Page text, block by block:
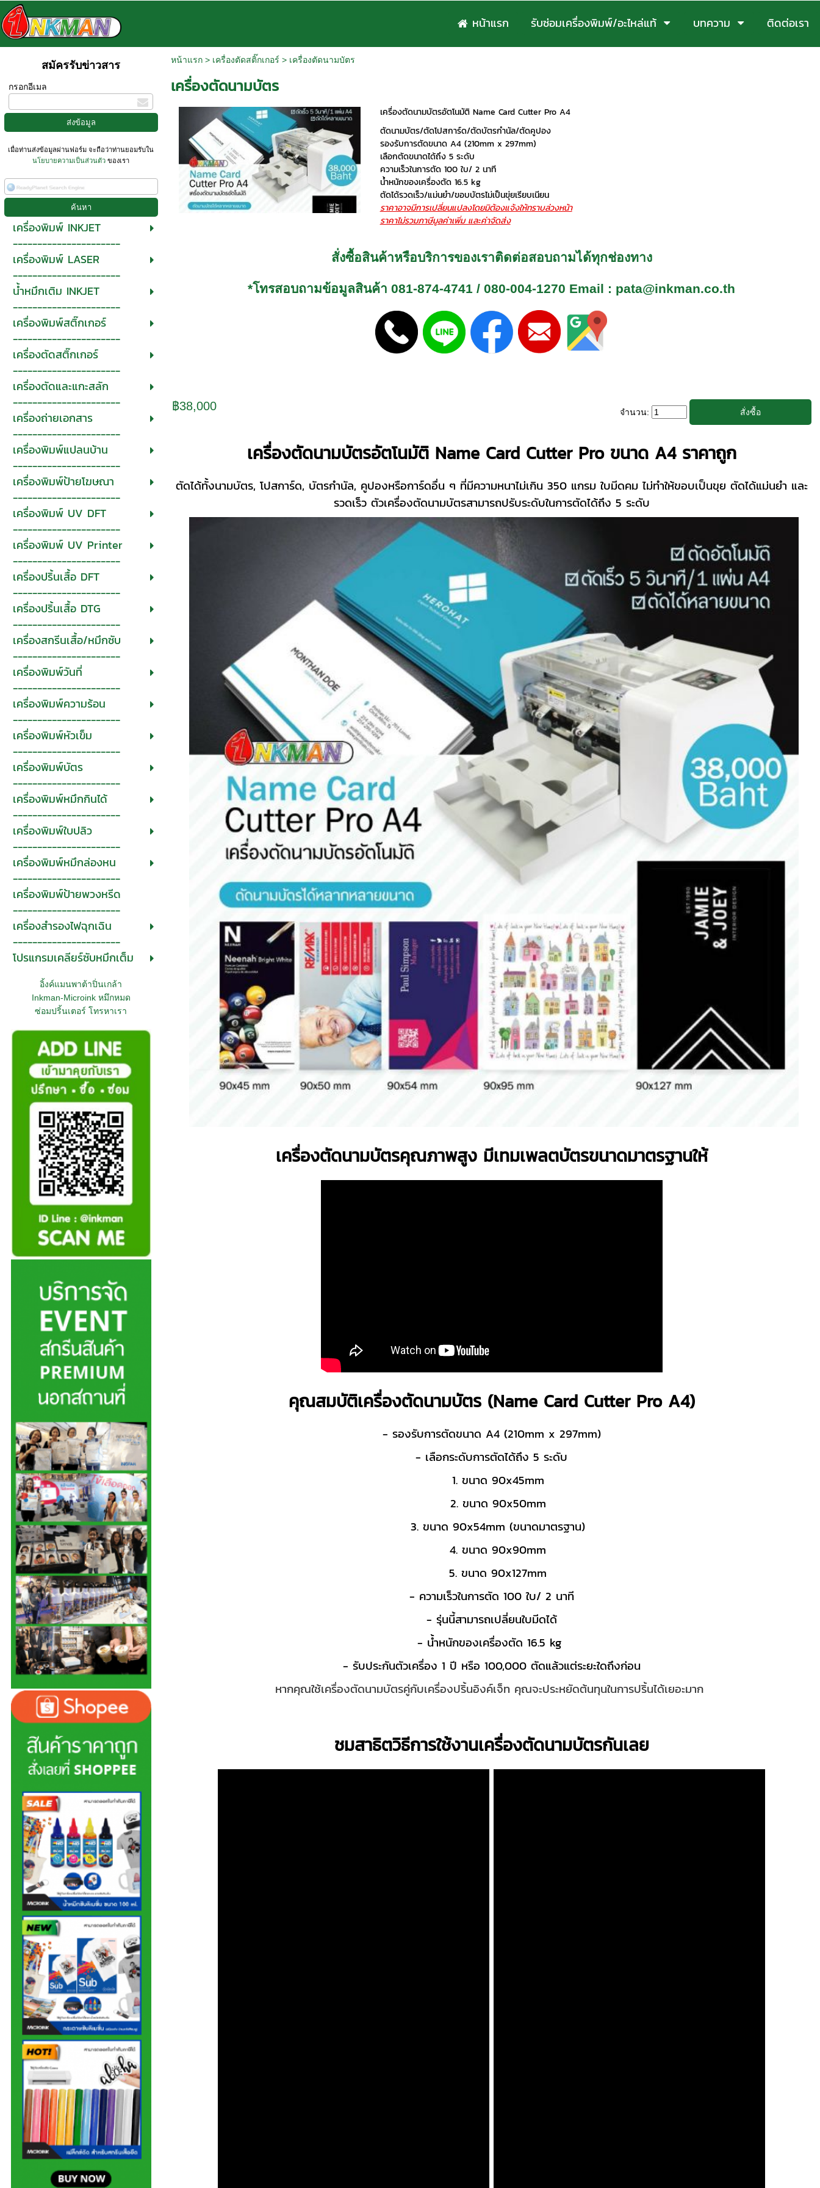
หน้าแรก รับซ่อมเครื่องพิมพ์/อะไหล่แท้ บทความ ติดต่อเรา
สมัครรับข่าวสาร
กรอกอีเมล
เมื่อท่านส่งข้อมูลผ่านฟอร์ม จะถือว่าท่านยอมรับใน
นโยบายความเป็นส่วนตัวของเรา
เครื่องพิมพ์ INKJET
----------------------
เครื่องพิมพ์ LASER
----------------------
น้ำหมึกเติม INKJET
----------------------
เครื่องพิมพ์สติ๊กเกอร์
----------------------
เครื่องตัดสติ๊กเกอร์
----------------------
เครื่องตัดและแกะสลัก
----------------------
เครื่องถ่ายเอกสาร
----------------------
เครื่องพิมพ์แปลนบ้าน
----------------------
เครื่องพิมพ์ป้ายโฆษณา
----------------------
เครื่องพิมพ์ UV DFT
----------------------
เครื่องพิมพ์ UV Printer
----------------------
เครื่องปริ้นเสื้อ DFT
----------------------
เครื่องปริ้นเสื้อ DTG
----------------------
เครื่องสกรีนเสื้อ/หมึกซับ
----------------------
เครื่องพิมพ์วันที่
----------------------
เครื่องพิมพ์ความร้อน
----------------------
เครื่องพิมพ์หัวเข็ม
----------------------
เครื่องพิมพ์บัตร
----------------------
เครื่องพิมพ์หมึกกินได้
----------------------
เครื่องพิมพ์ใบปลิว
----------------------
เครื่องพิมพ์หมึกล่องหน
----------------------
เครื่องพิมพ์ป้ายพวงหรีด
----------------------
เครื่องสำรองไฟฉุกเฉิน
----------------------
โปรแกรมเคลียร์ซับหมึกเต็ม
อิ้งค์แมนพาต้าปิ่นเกล้า
Inkman-Microink หมึกหมด
ซ่อมปริ้นเตอร์ โทรหาเรา
หน้าแรก> เครื่องตัดสติ๊กเกอร์ > เครื่องตัดนามบัตร
เครื่องตัดนามบัตร
เครื่องตัดนามบัตรอัตโนมัติ Name Card Cutter Pro A4
ตัดนามบัตร/ตัดโปสการ์ด/ตัดบัตรกำนัล/ตัดคูปอง
รองรับการตัดขนาด A4 (210mm x 297mm)
เลือกตัดขนาดได้ถึง 5 ระดับ
ความเร็วในการตัด 100 ใบ/ 2 นาที
น้ำหนักของเครื่องตัด 16.5 kg
ตัดได้รวดเร็ว/แม่นยำ/ขอบบัตรไม่เป็นขุ่ยเรียบเนียน
ราคาอาจมีการเปลี่ยนแปลงโดยมิต้องแจ้งให้ทราบล่วงหน้า
ราคาไม่รวมภาษีมูลค่าเพิ่ม และค่าจัดส่ง
สั่งซื้อสินค้าหรือบริการของเราติดต่อสอบถามได้ทุกช่องทาง
*โทรสอบถามข้อมูลสินค้า081-874-4741 /080-004-1270 Email : pata@inkman.co.th
฿38,000 จำนวน:
เครื่องตัดนามบัตรอัตโนมัติ Name Card Cutter Pro ขนาด A4 ราคาถูก
ตัดได้ทั้งนามบัตร, โปสการ์ด, บัตรกำนัล, คูปองหรือการ์ดอื่น ๆ ที่มีความหนาไม่เกิน 350 แกรม ใบมีดคม ไม่ทำให้ขอบเป็นขุย ตัดได้แม่นยำ และ
รวดเร็ว ตัวเครื่องตัดนามบัตรสามารถปรับระดับในการตัดได้ถึง 5 ระดับ
เครื่องตัดนามบัตรคุณภาพสูง มีเทมเพลตบัตรขนาดมาตรฐานให้
คุณสมบัติเครื่องตัดนามบัตร (Name Card Cutter Pro A4)
- รองรับการตัดขนาด A4 (210mm x 297mm)
- เลือกระดับการตัดได้ถึง 5 ระดับ
1. ขนาด 90x45mm
2. ขนาด 90x50mm
3. ขนาด 90x54mm (ขนาดมาตรฐาน)
4. ขนาด 90x90mm
5. ขนาด 90x127mm
- ความเร็วในการตัด 100 ใบ/ 2 นาที
- รุ่นนี้สามารถเปลี่ยนใบมีดได้
- น้ำหนักของเครื่องตัด 16.5 kg
- รับประกันตัวเครื่อง 1 ปี หรือ 100,000 ตัดแล้วแต่ระยะใดถึงก่อน
หากคุณใช้เครื่องตัดนามบัตรคู่กับเครื่องปริ้นอิงค์เจ็ท คุณจะประหยัดต้นทุนในการปริ้นได้เยอะมาก
ชมสาธิตวิธีการใช้งานเครื่องตัดนามบัตรกันเลย